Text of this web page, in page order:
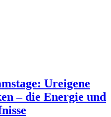
Ureigene
– die Energie und